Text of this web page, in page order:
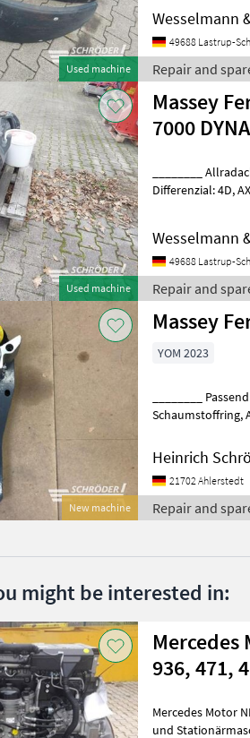
Used machine
Wesselmann
49688 Lastrup-
Repair and
Used machine
Massey
7000
________ Allradachse
Differenzial: 4D, AXLE-Nr.: 43184592, Übersetzung: 13.827:1 Repair and
Wesselmann
49688 Lastrup-
Repair and
New machine
Massey
YOM 2023
________
Schaumstoffring, Abdeckkappe, Befestigungsbolzen, Stützlast: 3.000
Heinrich
21702 Ahlerstedt
Repair and
might be interested in:
Mercedes
936, 471, 4
Mercedes Motor NEU (Int. Nr.
und Stationärmaschinen Mercedes Motor OM 473.